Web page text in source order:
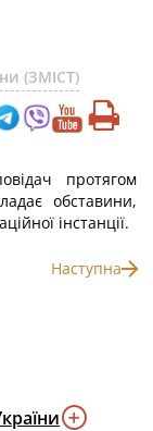
(ЗМІСТ)
протягом
обставини,
інстанції.
Наступна